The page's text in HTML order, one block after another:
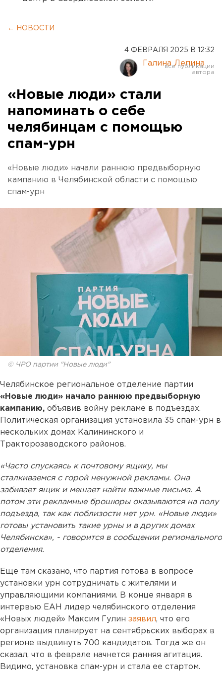
← НОВОСТИ
4 ФЕВРАЛЯ 2025 В 12:32
Галина Лепина
«Новые люди» стали
напоминать о себе
челябинцам с помощью
спам-урн
«Новые люди» начали раннюю предвыборную
кампанию в Челябинской области с помощью
спам-урн
© ЧРО партии "Новые люди"
Челябинское региональное отделение партии
«Новые люди» начало раннюю предвыборную
кампанию, объявив войну рекламе в подъездах.
Политическая организация установила 35 спам-урн в
нескольких домах Калининского и
Тракторозаводского районов.
«Часто спускаясь к почтовому ящику, мы
сталкиваемся с горой ненужной рекламы. Она
забивает ящик и мешает найти важные письма. А
потом эти рекламные брошюры оказываются на полу
подъезда, так как поблизости нет урн. «Новые люди»
готовы установить такие урны и в других домах
Челябинска», - говорится в сообщении регионального
отделения.
Еще там сказано, что партия готова в вопросе
установки урн сотрудничать с жителями и
управляющими компаниями. В конце января в
интервью ЕАН лидер челябинского отделения
«Новых людей» Максим Гулин заявил, что его
организация планирует на сентябрьских выборах в
регионе выдвинуть 700 кандидатов. Тогда же он
сказал, что в феврале начнется ранняя агитация.
Видимо, установка спам-урн и стала ее стартом.